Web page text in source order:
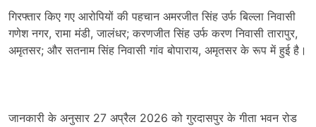
गिरफ्तार किए गए आरोपियों की पहचान अमरजीत सिंह उर्फ बिल्ला निवासी
गणेश नगर, रामा मंडी, जालंधर; करणजीत सिंह उर्फ करण निवासी तारापुर,
अमृतसर; और सतनाम सिंह निवासी गांव बोपाराय, अमृतसर के रूप में हुई है।
जानकारी के अनुसार 27 अप्रैल 2026 को गुरदासपुर के गीता भवन रोड